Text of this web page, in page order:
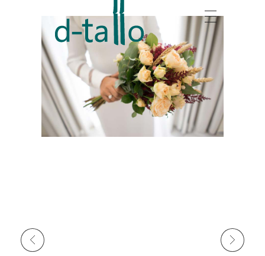
Dtallo - Tienda online de flores